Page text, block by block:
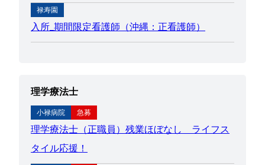
禄寿園
入所_期間限定看護師（沖縄：正看護師）
理学療法士
小禄病院 急募
理学療法士（正職員）残業ほぼなし＿ライフス
タイル応援！